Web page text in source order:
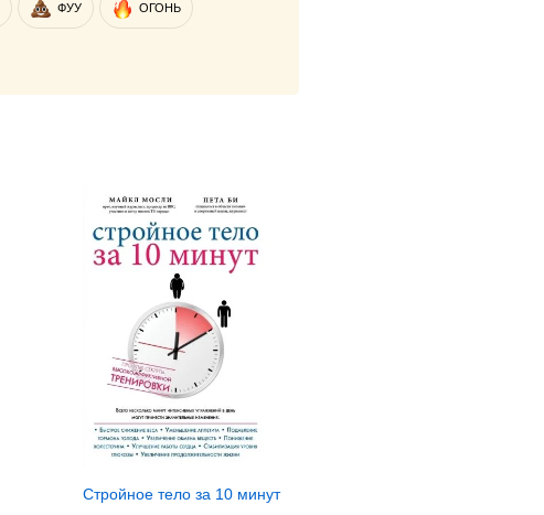
ФУУ ОГОНЬ
Стройное тело за 10 минут